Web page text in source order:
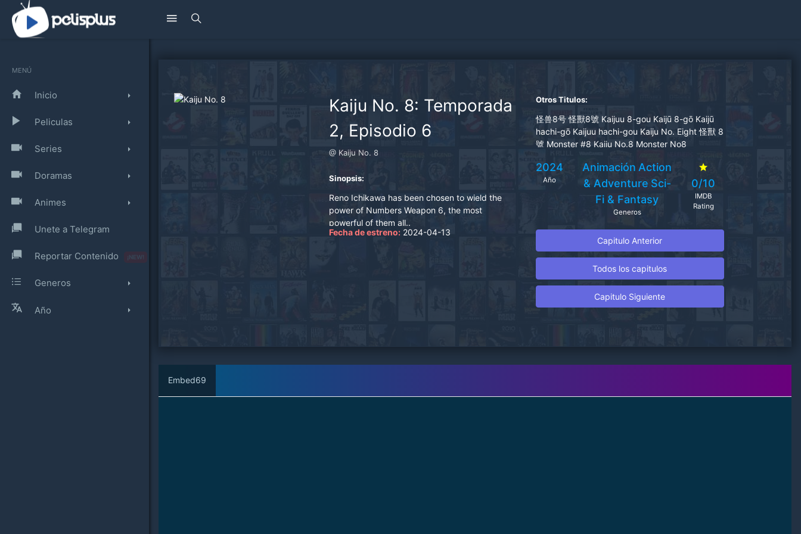
MENÚ
Inicio
Peliculas
Series
Doramas
Animes
Unete a Telegram
Reportar Contenido
Generos
Año
Kaiju No. 8: Temporada
2, Episodio 6
@ Kaiju No. 8
Sinopsis:
Reno Ichikawa has been chosen to wield the
power of Numbers Weapon 6, the most
powerful of them all..
Fecha de estreno: 2024-04-13
Otros Titulos:
怪兽8号 怪獸8號 Kaijuu 8-gou Kaijū 8-gō Kaijū
hachi-gō Kaijuu hachi-gou Kaiju No. Eight 怪獸 8
號 Monster #8 Kaiju No.8 Monster No8
2024
Año
Animación Action
& Adventure Sci-
Fi & Fantasy
Generos
0/10
IMDB
Rating
Capitulo Anterior
Todos los capitulos
Capitulo Siguiente
Embed69